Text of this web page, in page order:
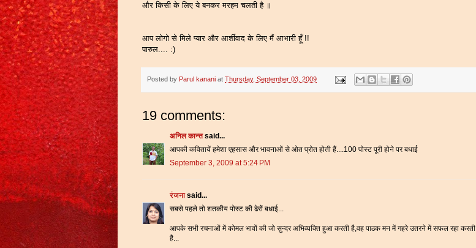
और किसी के लिए ये बनकर मरहम चलती है ॥
आप लोगो से मिले प्यार और आर्शीवाद के लिए मैं आभारी हूँ !!
पारुल.... :)
Posted by Parul kanani at Thursday, September 03, 2009
19 comments:
अनिल कान्तsaid...
आपकी कवितायें हमेशा एहसास और भावनाओं से ओत प्रोत होती हैं....100 पोस्ट पूरी होने पर बधाई
September 3, 2009 at 5:24 PM
रंजनाsaid...
सबसे पहले तो शतकीय पोस्ट की ढेरों बधाई...
आपके सभी रचनाओं में कोमल भावों की जो सुन्दर अभिव्यक्ति हुआ करती है,वह पाठक मन में गहरे उतरने में सफल रहा करती
है...